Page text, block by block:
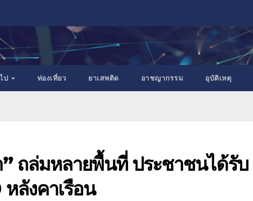
ป ท่องเที่ยว ยาเสพติด อาชญากรรม อุบัติเหตุ
” ถล่มหลายพื้นที่ ประชาชนได้รับ
ลังคาเรือน